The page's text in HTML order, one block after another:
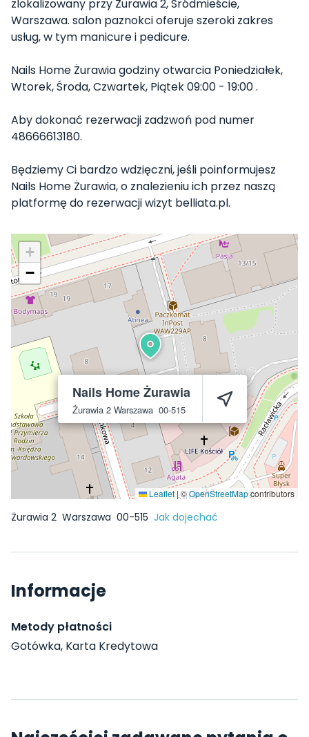
zlokalizowany przy Żurawia 2, Śródmieście,
Warszawa. salon paznokci oferuje szeroki zakres
usług, w tym manicure i pedicure.
Nails Home Żurawia godziny otwarcia Poniedziałek,
Wtorek, Środa, Czwartek, Piątek 09:00 - 19:00 .
Aby dokonać rezerwacji zadzwoń pod numer
48666613180.
Będziemy Ci bardzo wdzięczni, jeśli poinformujesz
Nails Home Żurawia, o znalezieniu ich przez naszą
platformę do rezerwacji wizyt belliata.pl.
Nails Home Żurawia
Żurawia 2 Warszawa 00-515
+
−
Leaflet | ©OpenStreetMapcontributors
Żurawia 2 Warszawa 00-515 Jak dojechać
Informacje
Metody płatności
Gotówka, Karta Kredytowa